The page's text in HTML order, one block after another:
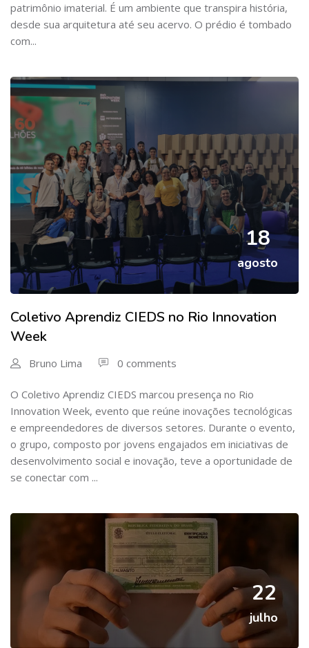
patrimônio imaterial. É um ambiente que transpira história,
desde sua arquitetura até seu acervo. O prédio é tombado
com...
18
agosto
Coletivo Aprendiz CIEDS no Rio Innovation
Week
Bruno Lima 0 comments
O Coletivo Aprendiz CIEDS marcou presença no Rio
Innovation Week, evento que reúne inovações tecnológicas
e empreendedores de diversos setores. Durante o evento,
o grupo, composto por jovens engajados em iniciativas de
desenvolvimento social e inovação, teve a oportunidade de
se conectar com ...
22
julho